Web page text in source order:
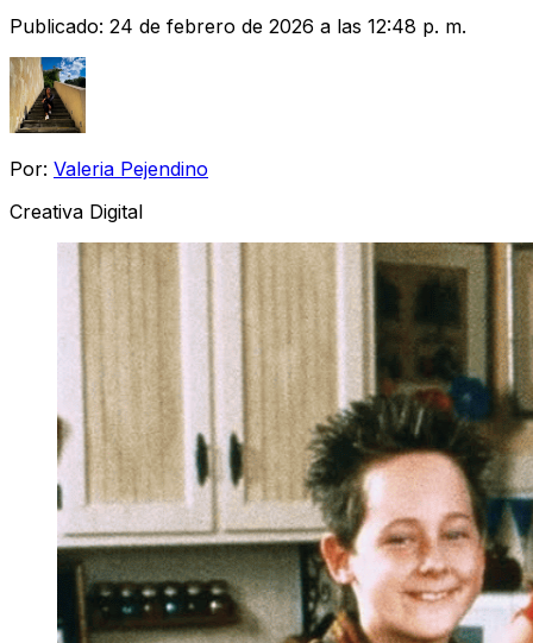
Publicado: 24 de febrero de 2026 a las 12:48 p. m.
Por: Valeria Pejendino
Creativa Digital